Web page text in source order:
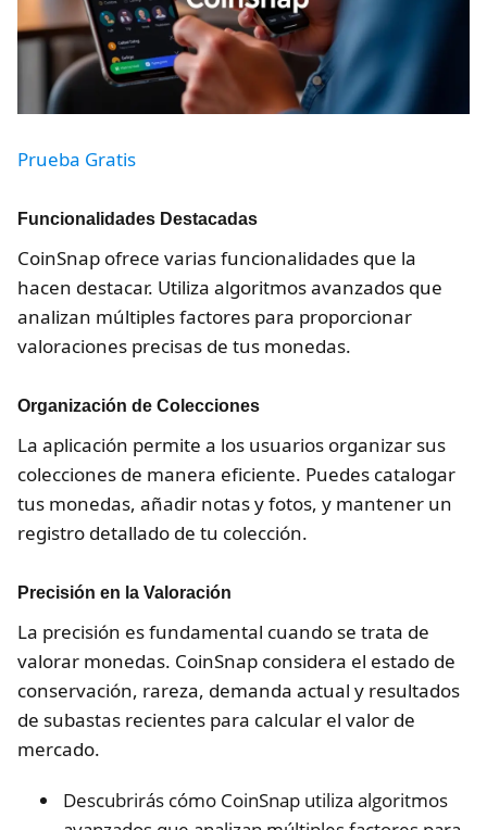
Prueba Gratis
Funcionalidades Destacadas
CoinSnap ofrece varias funcionalidades que la
hacen destacar. Utiliza algoritmos avanzados que
analizan múltiples factores para proporcionar
valoraciones precisas de tus monedas.
Organización de Colecciones
La aplicación permite a los usuarios organizar sus
colecciones de manera eficiente. Puedes catalogar
tus monedas, añadir notas y fotos, y mantener un
registro detallado de tu colección.
Precisión en la Valoración
La precisión es fundamental cuando se trata de
valorar monedas. CoinSnap considera el estado de
conservación, rareza, demanda actual y resultados
de subastas recientes para calcular el valor de
mercado.
Descubrirás cómo CoinSnap utiliza algoritmos